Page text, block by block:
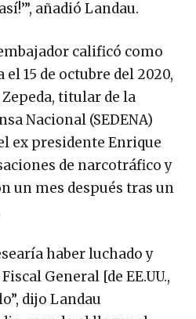
añadió Landau.
calificó como
15 de octubre del 2020,
titular de la
Nacional (SEDENA)
ex presidente Enrique
de narcotráfico y
un mes después tras un
haber luchado y
General [de EE.UU.,
dijo Landau